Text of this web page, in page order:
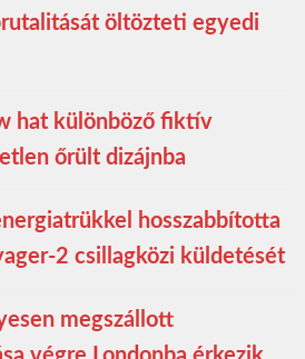
öltözteti egyedi
hat különböző fiktív
őrült dizájnba
hosszabbította
2 csillagközi küldetését
megszállott